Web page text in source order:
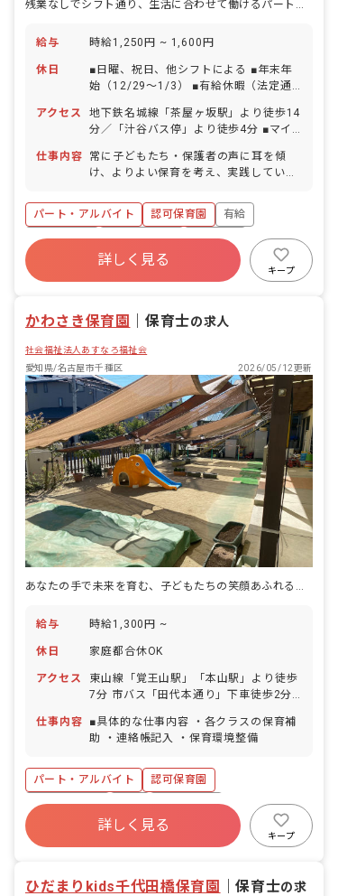
残業なしでシフト通り、生活に合わせて働けるパート保育士の募集☆
給与 時給1,250円 ~ 1,600円
休日
■日曜、祝日、他シフトによる ■年末年
始（12/29～1/3） ■有給休暇（法定通
アクセス
地下鉄名城線「茶屋ヶ坂駅」より徒歩14
分／「汁谷バス停」より徒歩4分 ■マイ
あり（駐車場を利用の場合、自己負担あ
り） ・園の近くには大型スーパーがあ
地です。 ・公園もや堤防も近く、自然に
恵まれた環境です。
仕事内容
常に子どもたち・保護者の声に耳を傾
け、よりよい保育を考え、実践していく
補助業務全般 ・おもちゃ・部屋の消毒等
パート・アルバイト 認可保育園
有給
残業少なめ
社会福祉法人
車通勤可
新卒も歓迎
駅近5分以内
詳しく見る
キープ
かわさき保育園 ｜保育士の求人
社会福祉法人あすなろ福祉会
愛知県/名古屋市千種区
2026/05/12更新
あなたの手で未来を育む、子どもたちの笑顔あふれる保育園で働きませんか？
給与 時給1,300円 ~
休日 家庭都合休OK
アクセス
東山線「覚王山駅」「本山駅」より徒歩
7分 市バス「田代本通り」下車徒歩2分
仕事内容
■具体的な仕事内容 ・各クラスの保育補
助 ・連絡帳記入 ・保育環境整備
パート・アルバイト
認可保育園
社会保険完備
有給
残業少なめ
社会福祉法人
車通勤可
詳しく見る
キープ
ひだまりkids千代田橋保育園 ｜保育士の求